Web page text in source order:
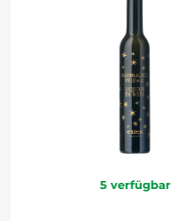
5 verfügbar